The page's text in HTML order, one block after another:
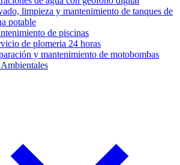
limpieza y mantenimiento de tanques de
potable
de piscinas
de plomeria 24 horas
y mantenimiento de motobombas